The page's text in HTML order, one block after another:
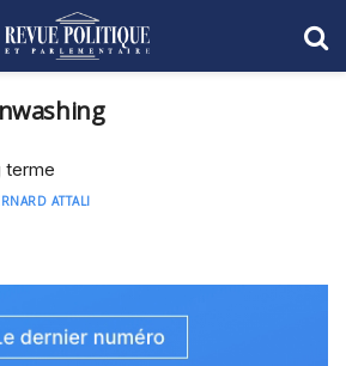
terme
ATTALI